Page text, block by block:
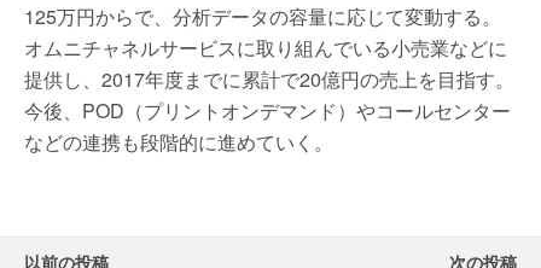
125万円からで、分析データの容量に応じて変動する。
オムニチャネルサービスに取り組んでいる小売業などに
提供し、2017年度までに累計で20億円の売上を目指す。
今後、POD（プリントオンデマンド）やコールセンター
などの連携も段階的に進めていく。
以前の投稿 次の投稿